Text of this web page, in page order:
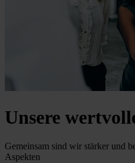
Unsere
Gemeinsam sind wir stärker und
Aspekten